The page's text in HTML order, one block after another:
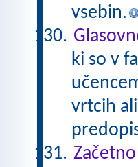
vsebin.
ki so v
vrtcih